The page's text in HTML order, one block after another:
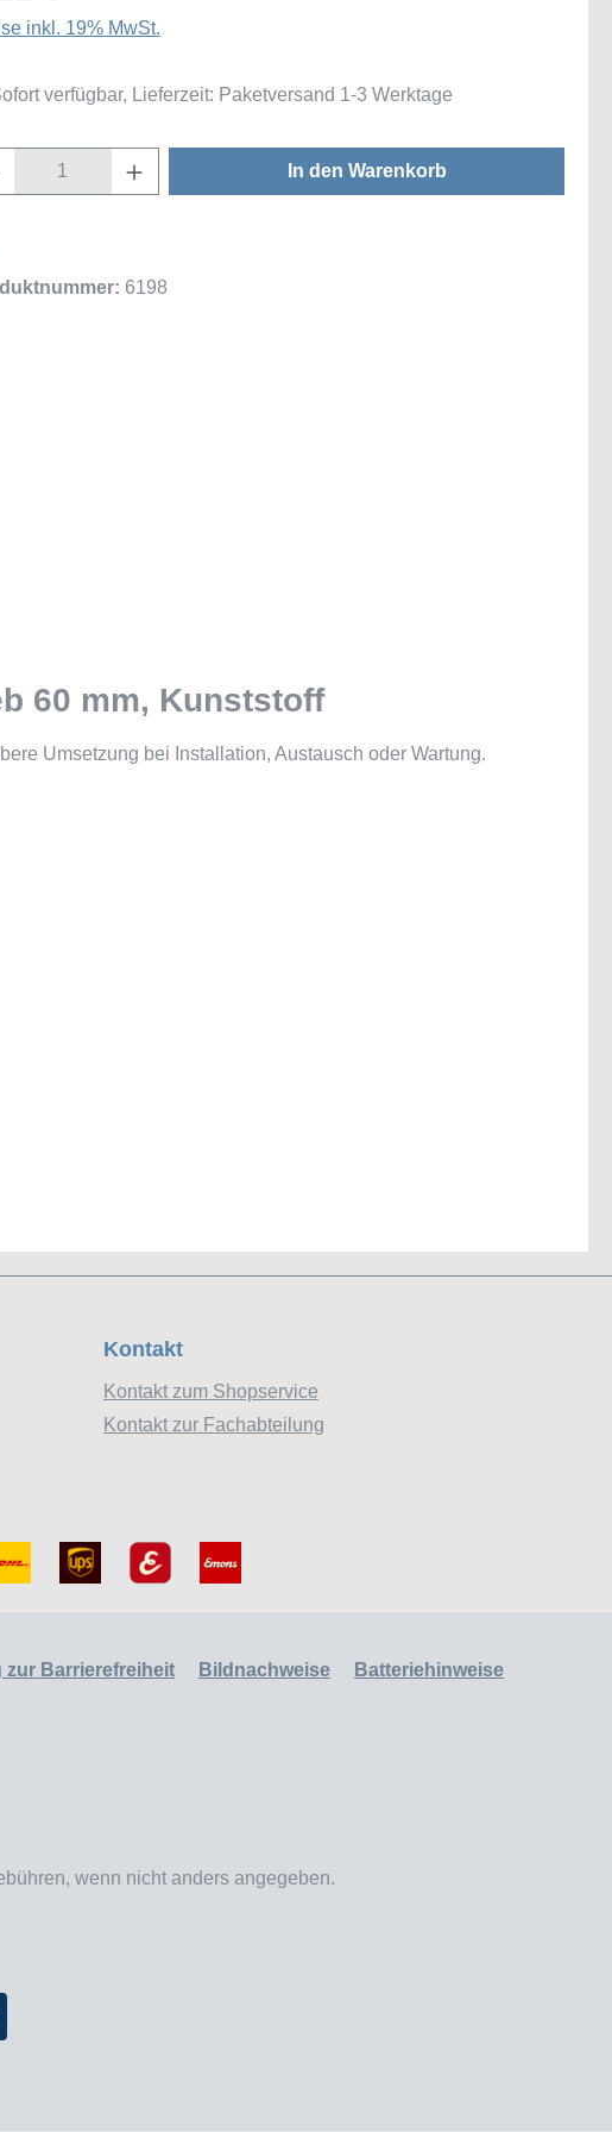
inkl. 19% MwSt.
verfügbar, Lieferzeit: Paketversand 1-3 Werktage
Anzahl: Gib den gewünschten Wert ein
In den Warenkorb
6198
60 mm, Kunststoff
Umsetzung bei Installation, Austausch oder Wartung.
Kontakt
Kontakt zum Shopservice
Kontakt zur Fachabteilung
zur Barrierefreiheit Bildnachweise
Batteriehinweise
wenn nicht anders angegeben.